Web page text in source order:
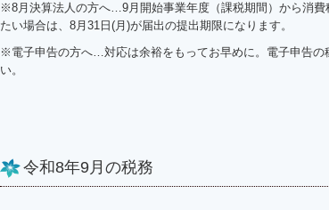
※8月決算法人の方へ…9月開始事業年度（課税期間）から消
たい場合は、8月31日(月)が届出の提出期限になります。
※電子申告の方へ…対応は余裕をもってお早めに。電子申告の
い。
令和8年9月の税務